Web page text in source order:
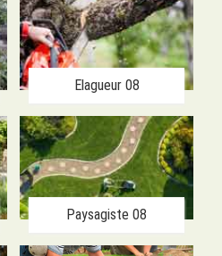
Elagueur 08
Paysagiste 08